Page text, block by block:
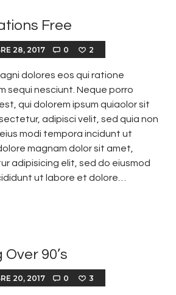
Free
28, 2017 0 2
dolores eos qui ratione
sequi nesciunt. Neque porro
qui dolorem ipsum quiaolor sit
adipisci velit, sed quia non
modi tempora incidunt ut
magnam dolor sit amet,
adipisicing elit, sed do eiusmod
ut labore et dolore…
90’s
20, 2017 0 3